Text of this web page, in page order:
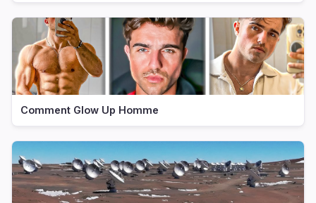
Comment Glow Up Homme